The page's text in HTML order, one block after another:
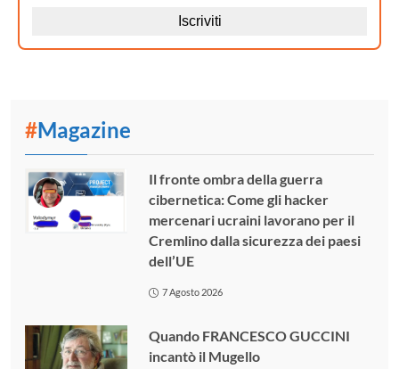
#Magazine
Il fronte ombra della guerra
cibernetica: Come gli hacker
mercenari ucraini lavorano per il
Cremlino dalla sicurezza dei paesi
dell’UE
7 Agosto 2026
Quando FRANCESCO GUCCINI
incantò il Mugello